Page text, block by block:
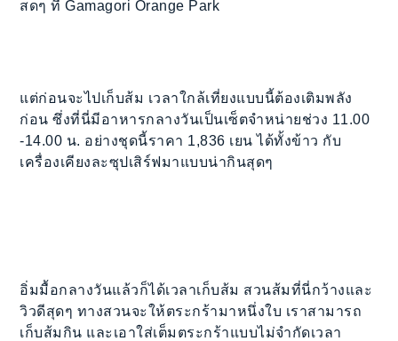
สดๆ ที่ Gamagori Orange Park
แต่ก่อนจะไปเก็บส้ม เวลาใกล้เที่ยงแบบนี้ต้องเติมพลัง
ก่อน ซึ่งที่นี่มีอาหารกลางวันเป็นเซ็ตจำหน่ายช่วง 11.00
-14.00 น. อย่างชุดนี้ราคา 1,836 เยน ได้ทั้งข้าว กับ
เครื่องเคียงละซุปเสิร์ฟมาแบบน่ากินสุดๆ
อิ่มมื้อกลางวันแล้วก็ได้เวลาเก็บส้ม สวนส้มที่นี่กว้างและ
วิวดีสุดๆ ทางสวนจะให้ตระกร้ามาหนึ่งใบ เราสามารถ
เก็บส้มกิน และเอาใส่เต็มตระกร้าแบบไม่จำกัดเวลา